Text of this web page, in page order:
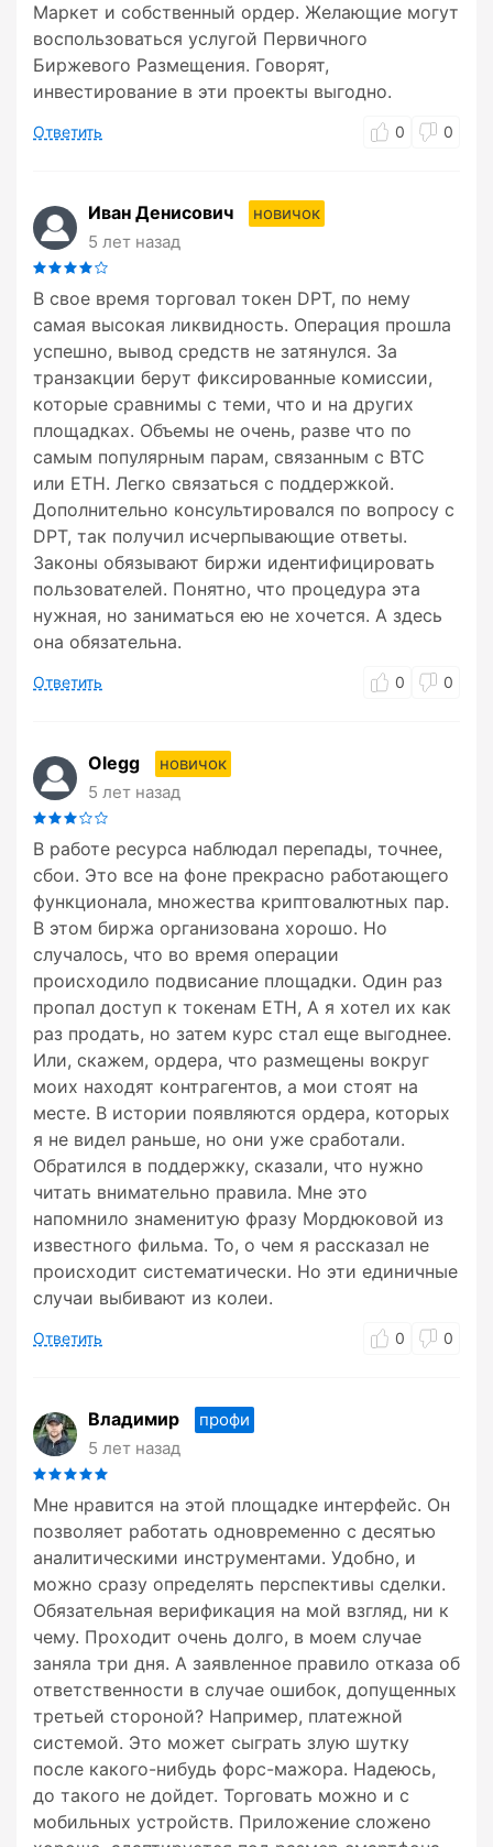
Маркет и собственный ордер. Желающие могут
воспользоваться услугой Первичного
Биржевого Размещения. Говорят,
инвестирование в эти проекты выгодно.
Ответить 0 0
Иван Денисович
новичок
5 лет назад
В свое время торговал токен DPT, по нему
самая высокая ликвидность. Операция прошла
успешно, вывод средств не затянулся. За
транзакции берут фиксированные комиссии,
которые сравнимы с теми, что и на других
площадках. Объемы не очень, разве что по
самым популярным парам, связанным с BTC
или ETH. Легко связаться с поддержкой.
Дополнительно консультировался по вопросу с
DPT, так получил исчерпывающие ответы.
Законы обязывают биржи идентифицировать
пользователей. Понятно, что процедура эта
нужная, но заниматься ею не хочется. А здесь
она обязательна.
Ответить 0 0
Olegg
новичок
5 лет назад
В работе ресурса наблюдал перепады, точнее,
сбои. Это все на фоне прекрасно работающего
функционала, множества криптовалютных пар.
В этом биржа организована хорошо. Но
случалось, что во время операции
происходило подвисание площадки. Один раз
пропал доступ к токенам ЕТН, А я хотел их как
раз продать, но затем курс стал еще выгоднее.
Или, скажем, ордера, что размещены вокруг
моих находят контрагентов, а мои стоят на
месте. В истории появляются ордера, которых
я не видел раньше, но они уже сработали.
Обратился в поддержку, сказали, что нужно
читать внимательно правила. Мне это
напомнило знаменитую фразу Мордюковой из
известного фильма. То, о чем я рассказал не
происходит систематически. Но эти единичные
случаи выбивают из колеи.
Ответить 0 0
Владимир
профи
5 лет назад
Мне нравится на этой площадке интерфейс. Он
позволяет работать одновременно с десятью
аналитическими инструментами. Удобно, и
можно сразу определять перспективы сделки.
Обязательная верификация на мой взгляд, ни к
чему. Проходит очень долго, в моем случае
заняла три дня. А заявленное правило отказа об
ответственности в случае ошибок, допущенных
третьей стороной? Например, платежной
системой. Это может сыграть злую шутку
после какого-нибудь форс-мажора. Надеюсь,
до такого не дойдет. Торговать можно и с
мобильных устройств. Приложение сложено